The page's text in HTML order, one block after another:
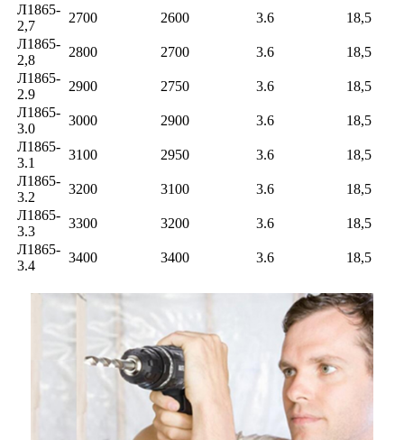
Л1865-
2,7
2700 2600 3.6
18,5
Л1865-
2,8
2800 2700 3.6
18,5
Л1865-
2.9
2900 2750 3.6
18,5
Л1865-
3.0
3000 2900 3.6
18,5
Л1865-
3.1
3100 2950 3.6
18,5
Л1865-
3.2
3200 3100 3.6
18,5
Л1865-
3.3
3300 3200 3.6
18,5
Л1865-
3.4
3400 3400 3.6 18,5